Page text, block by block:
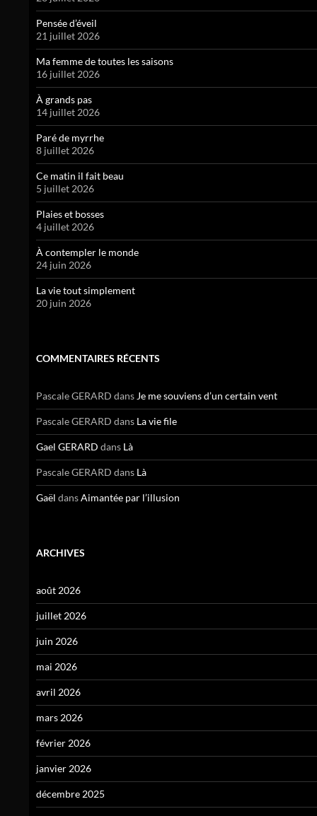
Pensée d’éveil
21 juillet 2026
Ma femme de toutes les saisons
16 juillet 2026
À grands pas
14 juillet 2026
Paré de myrrhe
8 juillet 2026
Ce matin il fait beau
5 juillet 2026
Plaies et bosses
4 juillet 2026
À contempler le monde
24 juin 2026
La vie tout simplement
20 juin 2026
COMMENTAIRES RÉCENTS
Pascale GERARD dansJe me souviens d’un certain vent
Pascale GERARD dans La vie file
Gael GERARD dans Là
Pascale GERARD dans Là
Gaël dansAimantée par l’illusion
ARCHIVES
août 2026
juillet 2026
juin 2026
mai 2026
avril 2026
mars 2026
février 2026
janvier 2026
décembre 2025